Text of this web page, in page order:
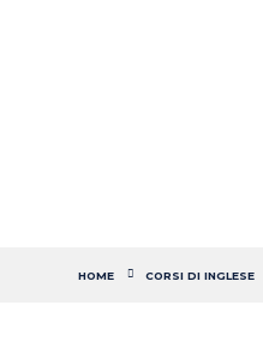
HOME CORSI DI INGLESE